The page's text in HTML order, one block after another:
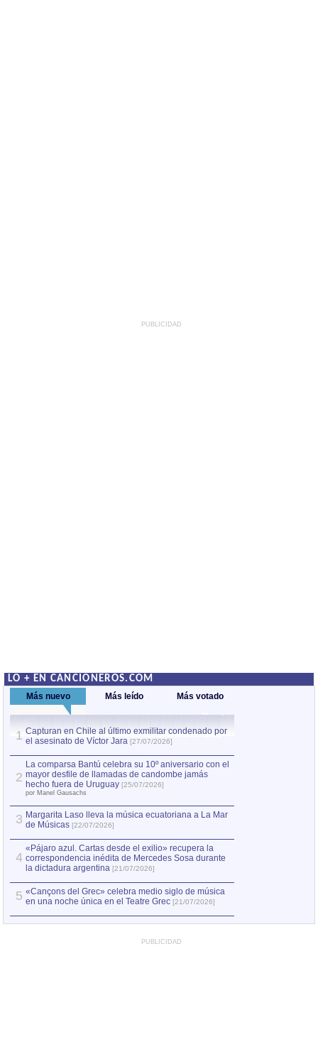
PUBLICIDAD
LO + EN CANCIONEROS.COM
Más nuevo Más leído Más votado
1 Capturan en Chile al último exmilitar condenado por
el asesinato de Víctor Jara [27/07/2026]
2
La comparsa Bantú celebra su 10º aniversario con el
mayor desfile de llamadas de candombe jamás
hecho fuera de Uruguay [25/07/2026]
por Manel Gausachs
3 Margarita Laso lleva la música ecuatoriana a La Mar
de Músicas [22/07/2026]
4
«Pájaro azul. Cartas desde el exilio» recupera la
correspondencia inédita de Mercedes Sosa durante
la dictadura argentina [21/07/2026]
5 «Cançons del Grec» celebra medio siglo de música
en una noche única en el Teatre Grec [21/07/2026]
PUBLICIDAD